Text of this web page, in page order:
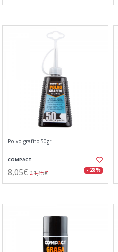
Polvo grafito 50gr.
COMPACT
8,05€ 11,15€ - 28%